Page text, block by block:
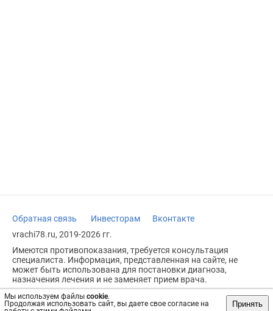
Мы используем файлы cookie.
Продолжая использовать сайт, вы даете свое согласие на
Принять
Обратная связь Инвесторам
Вконтакте
vrachi78.ru, 2019-2026 гг.
Имеются противопоказания, требуется консультация
специалиста. Информация, представленная на сайте, не
может быть использована для постановки диагноза,
назначения лечения и не заменяет прием врача.
Возрастное ограничение: 18+